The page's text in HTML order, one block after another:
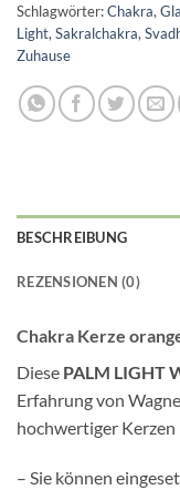
Schlagwörter:Chakra,
Light, Sakralchakra,
Zuhause
BESCHREIBUNG
REZENSIONEN (0)
Chakra Kerze
Diese PALM LIGHT
Erfahrung von
hochwertiger Kerzen
– Sie können